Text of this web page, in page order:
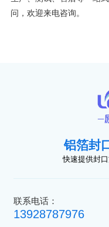
问，欢迎来电咨询。
铝箔封
快速提供封
联系电话：
13928787976